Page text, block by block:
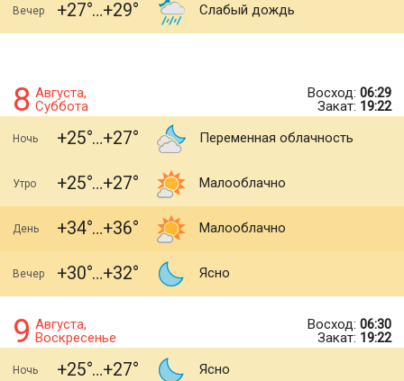
Вечер +27 +29 Слабый дождь
8 Августа,
Суббота
Восход: 06:29
Закат: 19:22
Ночь +25 +27 Переменная облачность
Утро +25 +27 Малооблачно
День +34 +36 Малооблачно
Вечер +30 +32 Ясно
9 Августа,
Воскресенье
Восход: 06:30
Закат: 19:22
Ночь +25 +27 Ясно